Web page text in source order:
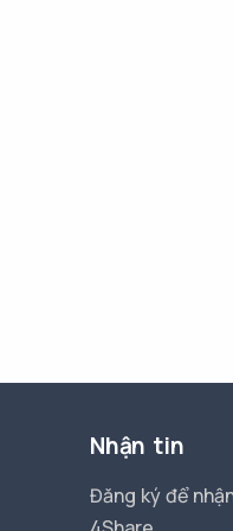
Nhận tin
Đăng ký để